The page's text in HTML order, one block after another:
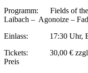
Programm: Fields of the
Laibach – Agonoize –
Einlass: 17:30 Uhr,
Tickets: 30,00 € zzgl.
Preis